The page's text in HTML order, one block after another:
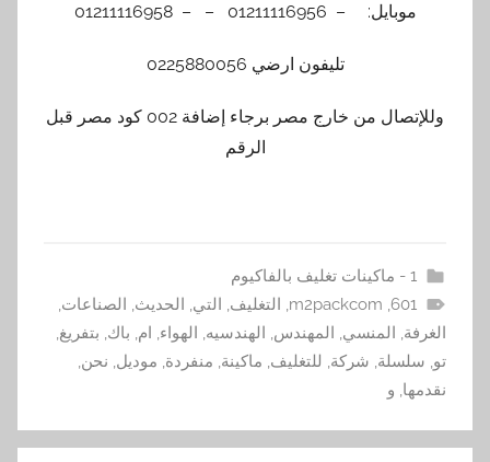
موبايل: – 01211116956 – – 01211116958
تليفون ارضي 0225880056
وللإتصال من خارج مصر برجاء إضافة 002 كود مصر قبل
الرقم
1 - ماكينات تغليف بالفاكيوم
601
,
m2packcom
, التغليف, التي, الحديث, الصناعات,
الغرفة, المنسي, المهندس, الهندسيه, الهواء, ام, باك, بتفريغ,
تو, سلسلة, شركة, للتغليف, ماكينة, منفردة, موديل, نحن,
نقدمها, و